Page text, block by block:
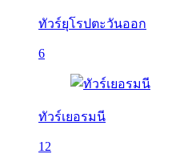
ทัวร์ยุโรปตะวันออก
6
ทัวร์เยอรมนี
12